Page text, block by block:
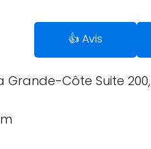
👍 Avis
Grande-Côte Suite